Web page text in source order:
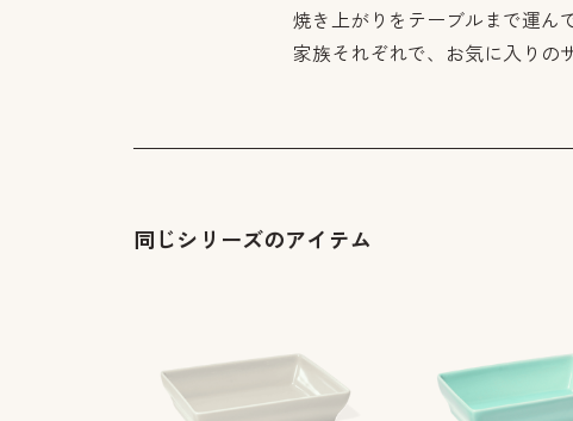
焼き上がりをテーブルまで運ん
家族それぞれで、お気に入りの
同じシリーズのアイテム